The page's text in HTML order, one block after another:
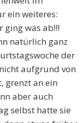
ein weiteres:
ging was ab!!!
natürlich ganz
der
aufgrund von
grenzt an ein
aber auch
selbst hatte sie